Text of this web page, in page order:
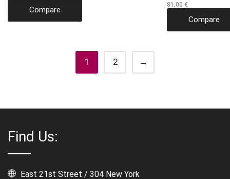
Compare
81,00 €
Compare
1 2 →
Find Us:
East 21st Street / 304 New York